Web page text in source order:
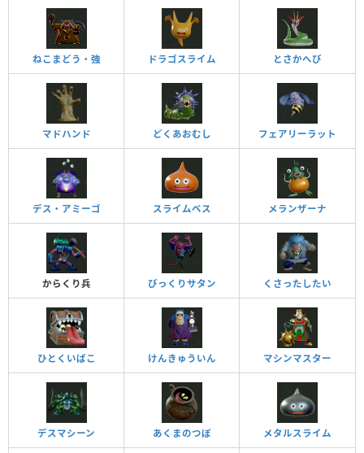
ねこまどう・強 ドラゴスライム とさかへび
マドハンド どくあおむし フェアリーラット
デス・アミーゴ スライムベス メランザーナ
からくり兵 びっくりサタン くさったしたい
ひとくいばこ けんきゅういん マシンマスター
デスマシーン あくまのつぼ メタルスライム